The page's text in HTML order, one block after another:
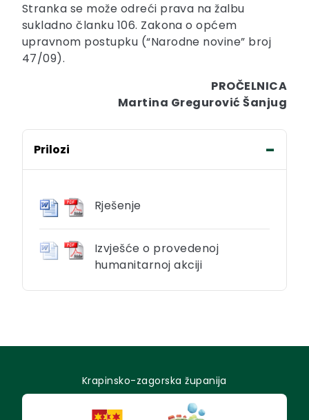
Stranka se može odreći prava na žalbu
sukladno članku 106. Zakona o općem
upravnom postupku (“Narodne novine” broj
47/09).
PROČELNICA
Martina Gregurović Šanjug
Prilozi
Rješenje
Izvješće o provedenoj
humanitarnoj akciji
Krapinsko-zagorska županija